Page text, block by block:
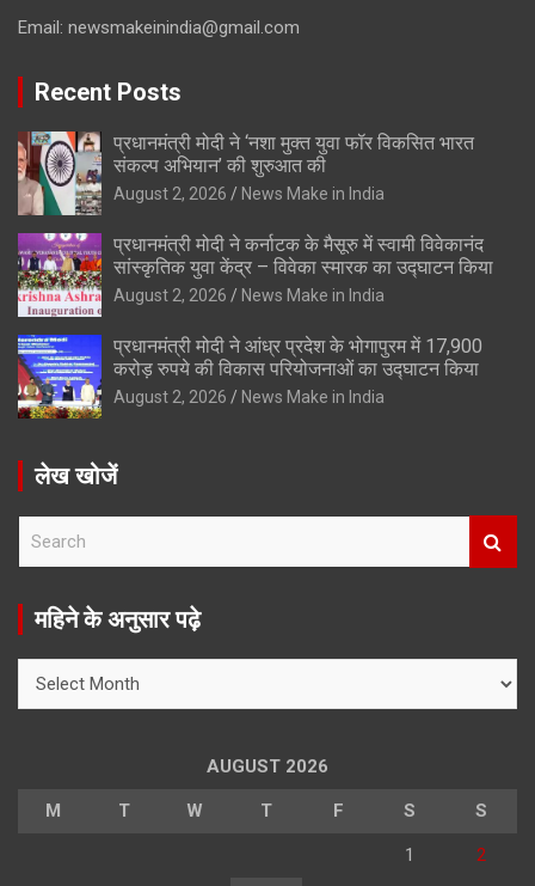
Email: newsmakeinindia@gmail.com
Recent Posts
प्रधानमंत्री मोदी ने ‘नशा मुक्त युवा फॉर विकसित भारत
संकल्प अभियान’ की शुरुआत की
August 2, 2026 News Make in India
प्रधानमंत्री मोदी ने कर्नाटक के मैसूरु में स्वामी विवेकानंद
सांस्कृतिक युवा केंद्र – विवेका स्मारक का उद्घाटन किया
August 2, 2026 News Make in India
प्रधानमंत्री मोदी ने आंध्र प्रदेश के भोगापुरम में 17,900
करोड़ रुपये की विकास परियोजनाओं का उद्घाटन किया
August 2, 2026 News Make in India
लेख खोजें
r
महिने के अनुसार पढ़े
AUGUST 2026
M T W T F S S
1 2